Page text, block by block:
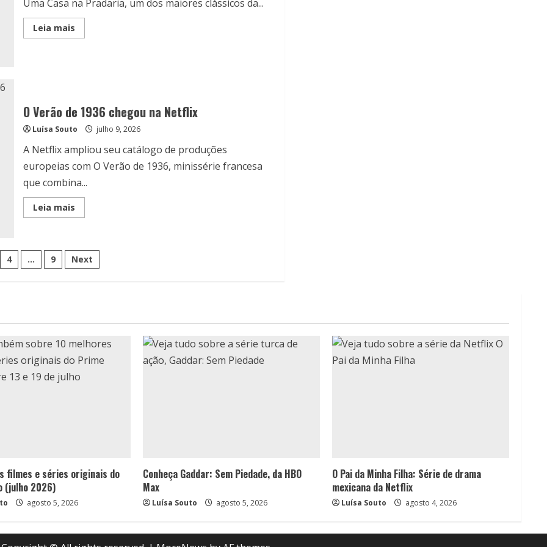
Uma Casa na Pradaria, um dos maiores clássicos da...
Leia maisRead
more
Netflix
O Verão de 1936 chegou na Netflix
Luísa Souto julho 9, 2026
A Netflix ampliou seu catálogo de produções
europeias com O Verão de 1936, minissérie francesa
que combina...
Leia maisRead
more
de
1936
chegou
4 … 9 Next
filmes e séries originais do
(julho 2026)
agosto 5, 2026
Conheça Gaddar: Sem Piedade, da HBO
Max
Luísa Souto agosto 5, 2026
O Pai da Minha Filha: Série de drama
mexicana da Netflix
Luísa Souto agosto 4, 2026